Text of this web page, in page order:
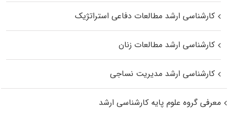
کارشناسی ارشد مطالعات دفاعی استراتژیک
کارشناسی ارشد مطالعات زنان
کارشناسی ارشد مدیریت نساجی
معرفی گروه علوم پایه کارشناسی ارشد